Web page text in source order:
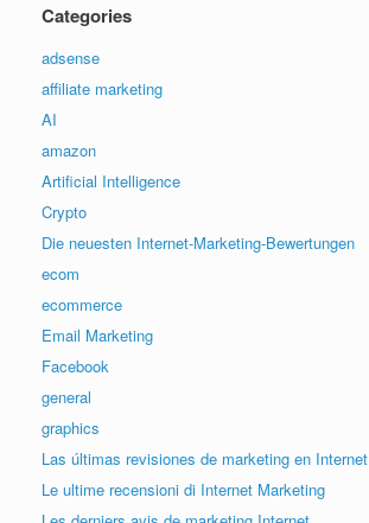
Categories
adsense
affiliate marketing
AI
amazon
Artificial Intelligence
Crypto
Die neuesten Internet-Marketing-Bewertungen
ecom
ecommerce
Email Marketing
Facebook
general
graphics
Las últimas revisiones de marketing en Internet
Le ultime recensioni di Internet Marketing